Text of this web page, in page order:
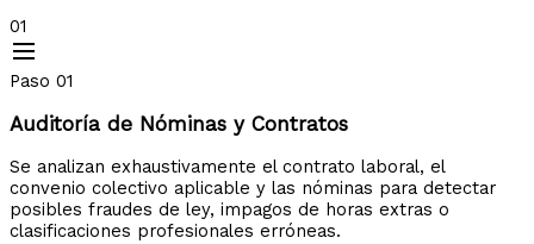
01
Paso 01
Auditoría de Nóminas y Contratos
Se analizan exhaustivamente el contrato laboral, el
convenio colectivo aplicable y las nóminas para detectar
posibles fraudes de ley, impagos de horas extras o
clasificaciones profesionales erróneas.